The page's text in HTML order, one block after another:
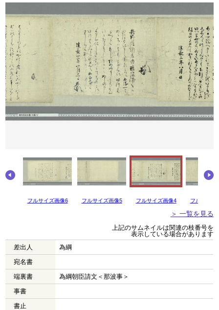
フルサイズ画像6 フルサイズ画像5 フルサイズ画像4 フルサイズ
＞ 一覧を見る
上記のサムネイルは関連の枝番号を
表示している場合があります
差出人
為綱
宛名書
端裏書
為綱朝臣請文＜那波事＞
事書
書止